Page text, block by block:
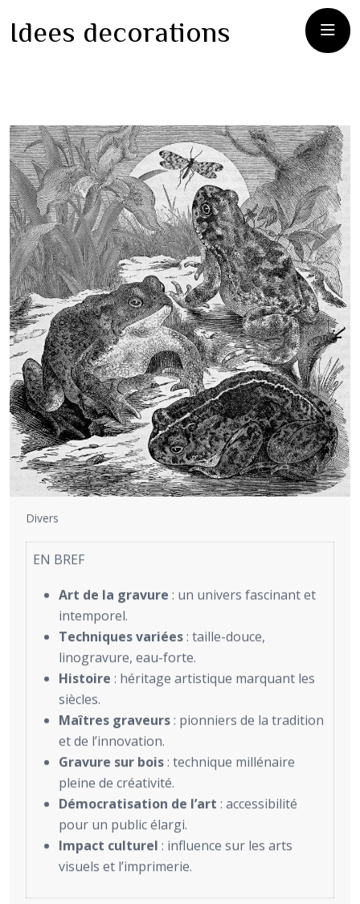
Idees decorations
Divers
EN BREF
Art de la gravure : un univers fascinant et
intemporel.
Techniques variées: taille-douce,
linogravure, eau-forte.
Histoire : héritage artistique marquant les
siècles.
Maîtres graveurs: pionniers de la tradition
et de l’innovation.
Gravure sur bois: technique millénaire
pleine de créativité.
Démocratisation de l’art : accessibilité
pour un public élargi.
Impact culturel : influence sur les arts
visuels et l’imprimerie.